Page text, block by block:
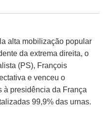
alta mobilização popular
da extrema direita, o
(PS), François
e venceu o
à presidência da França
99,9% das urnas.